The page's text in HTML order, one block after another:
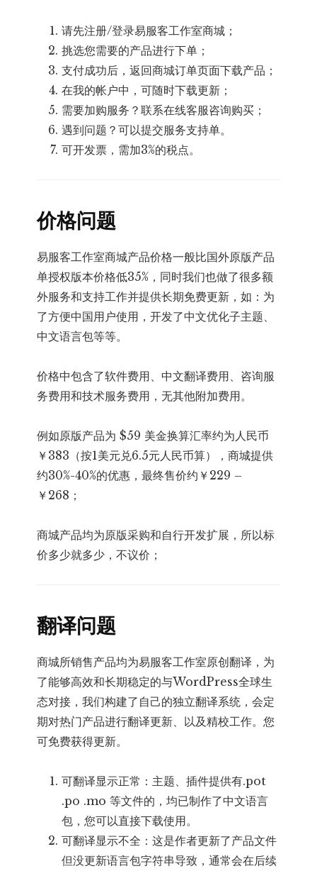
请先注册/登录易服客工作室商城；
挑选您需要的产品进行下单；
支付成功后，返回商城订单页面下载产品；
在我的帐户中，可随时下载更新；
需要加购服务？联系在线客服咨询购买；
遇到问题？可以提交服务支持单。
可开发票，需加3%的税点。
价格问题
易服客工作室商城产品价格一般比国外原版产品
单授权版本价格低35%，同时我们也做了很多额
外服务和支持工作并提供长期免费更新，如：为
了方便中国用户使用，开发了中文优化子主题、
中文语言包等等。
价格中包含了软件费用、中文翻译费用、咨询服
务费用和技术服务费用，无其他附加费用。
例如原版产品为 $59 美金换算汇率约为人民币
￥383（按1美元兑6.5元人民币算），商城提供
约30%-40%的优惠，最终售价约￥229 –
￥268；
商城产品均为原版采购和自行开发扩展，所以标
价多少就多少，不议价；
翻译问题
商城所销售产品均为易服客工作室原创翻译，为
了能够高效和长期稳定的与WordPress全球生
态对接，我们构建了自己的独立翻译系统，会定
期对热门产品进行翻译更新、以及精校工作。您
可免费获得更新。
可翻译显示正常：主题、插件提供有.pot
.po .mo 等文件的，均已制作了中文语言
包，您可以直接下载使用。
可翻译显示不全：这是作者更新了产品文件
但没更新语言包字符串导致，通常会在后续